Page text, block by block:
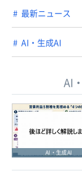
最新ニュース
AI・生成AI
AI
AI・生成AI